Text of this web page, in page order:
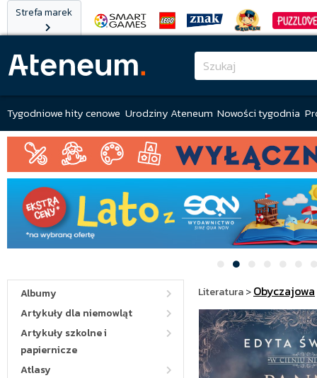
Strefa marek
Tygodniowe hity cenowe Urodziny Ateneum Nowości tygodnia
Albumy
Artykuły dla niemowląt
Artykuły szkolne i
papiernicze
Atlasy
Literatura>Obyczajowa